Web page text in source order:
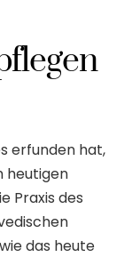
erfunden hat,
heutigen
Praxis des
das heute